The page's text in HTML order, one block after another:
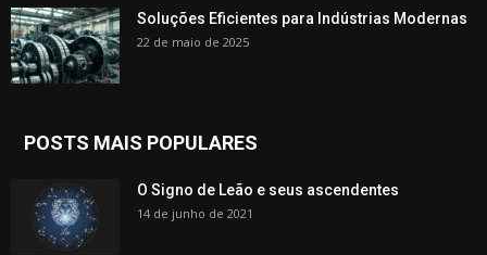
Soluções Eficientes para Indústrias Modernas
22 de maio de 2025
POSTS MAIS POPULARES
O Signo de Leão e seus ascendentes
14 de junho de 2021